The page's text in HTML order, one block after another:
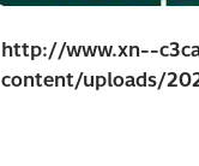
http://www.xn--
content/uploads/